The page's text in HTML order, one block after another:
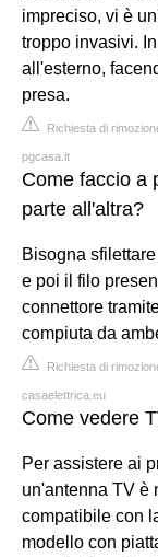
impreciso, vi è
troppo invasivi.
all'esterno,
presa.
Richiesta di
pgcasa.it
Come faccio a
parte all'altra?
Bisogna
e poi il filo
connettore
compiuta da
Richiesta di
casaelettrica.eu
Come vedere
Per assistere ai
un'antenna TV è
compatibile con
modello con